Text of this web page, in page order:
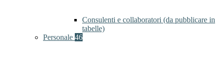
Consulenti e collaboratori (da pubblicare in
tabelle)
Personale 46